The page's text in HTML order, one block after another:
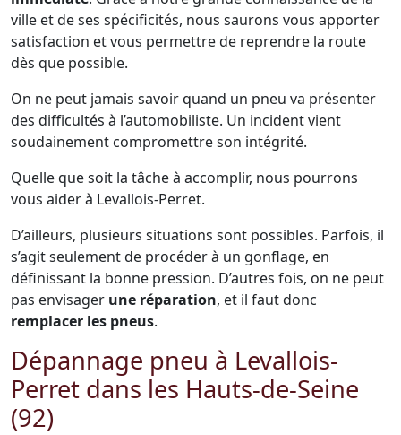
ville et de ses spécificités, nous saurons vous apporter
satisfaction et vous permettre de reprendre la route
dès que possible.
On ne peut jamais savoir quand un pneu va présenter
des difficultés à l’automobiliste. Un incident vient
soudainement compromettre son intégrité.
Quelle que soit la tâche à accomplir, nous pourrons
vous aider à Levallois-Perret.
D’ailleurs, plusieurs situations sont possibles. Parfois, il
s’agit seulement de procéder à un gonflage, en
définissant la bonne pression. D’autres fois, on ne peut
pas envisager une réparation, et il faut donc
remplacer les pneus.
Dépannage pneu à Levallois-
Perret dans les Hauts-de-Seine
(92)